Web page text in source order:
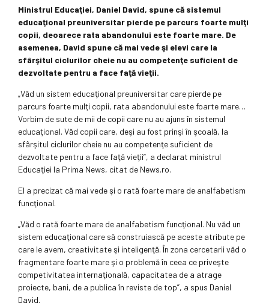
Ministrul Educaţiei, Daniel David, spune că sistemul
educaţional preuniversitar pierde pe parcurs foarte mulţi
copii, deoarece rata abandonului este foarte mare. De
asemenea, David spune că mai vede şi elevi care la
sfârşitul ciclurilor cheie nu au competenţe suficient de
dezvoltate pentru a face faţă vieţii.
„Văd un sistem educaţional preuniversitar care pierde pe
parcurs foarte mulţi copii, rata abandonului este foarte mare…
Vorbim de sute de mii de copii care nu au ajuns în sistemul
educaţional. Văd copii care, deşi au fost prinşi în şcoală, la
sfârşitul ciclurilor cheie nu au competenţe suficient de
dezvoltate pentru a face faţă vieţii”, a declarat ministrul
Educaţiei la Prima News, citat de News.ro.
El a precizat că mai vede şi o rată foarte mare de analfabetism
funcţional.
„Văd o rată foarte mare de analfabetism funcţional. Nu văd un
sistem educaţional care să construiască pe aceste atribute pe
care le avem, creativitate şi inteligenţă. În zona cercetarii văd o
fragmentare foarte mare şi o problemă în ceea ce priveşte
competivitatea internaţională, capacitatea de a atrage
proiecte, bani, de a publica în reviste de top”, a spus Daniel
David.